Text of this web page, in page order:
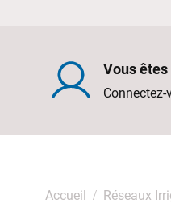
Vous
Accueil Réseaux